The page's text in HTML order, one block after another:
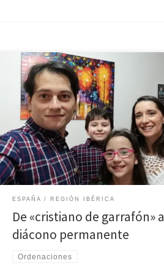
De «cristiano de garrafón» a diácono
cardenal Carlos Osoro ordenó el sábado 13
colegiata de San Isidro a cuatro nuevos
permanentes para servir «a la Iglesia, a la
Dios y a la caridad» Se denominan a sí
«diáconos de la pandemia» […]
ESPAÑA REGIÓN IBÉRICA
De «cristiano de garrafón» a
diácono permanente
Ordenaciones